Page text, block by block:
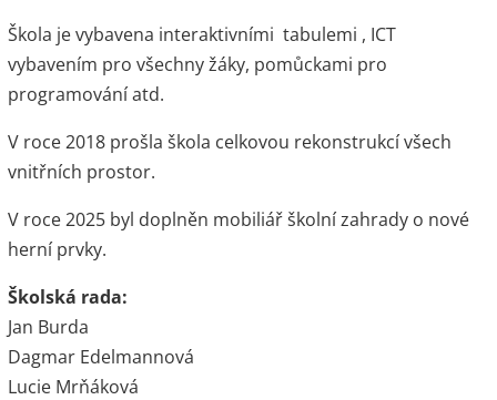
Škola je vybavena interaktivními tabulemi , ICT
vybavením pro všechny žáky, pomůckami pro
programování atd.
V roce 2018 prošla škola celkovou rekonstrukcí všech
vnitřních prostor.
V roce 2025 byl doplněn mobiliář školní zahrady o nové
herní prvky.
Školská rada:
Jan Burda
Dagmar Edelmannová
Lucie Mrňáková